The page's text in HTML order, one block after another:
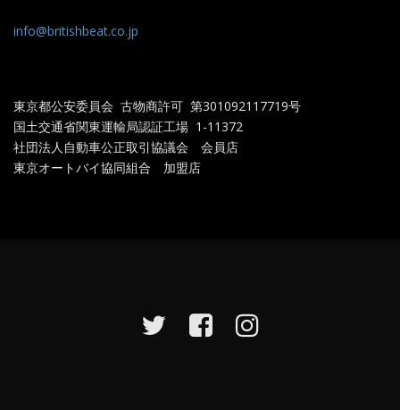
info@britishbeat.co.jp
東京都公安委員会 古物商許可 第301092117719号
国土交通省関東運輸局認証工場 1-11372
社団法人自動車公正取引協議会 会員店
東京オートバイ協同組合 加盟店